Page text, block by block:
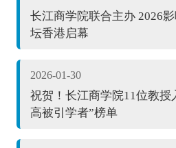
长江商学院联合主办 2026
坛香港启幕
2026-01-30
祝贺！长江商学院11位教授
高被引学者”榜单